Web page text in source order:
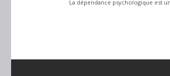
La dépendance psychologique est